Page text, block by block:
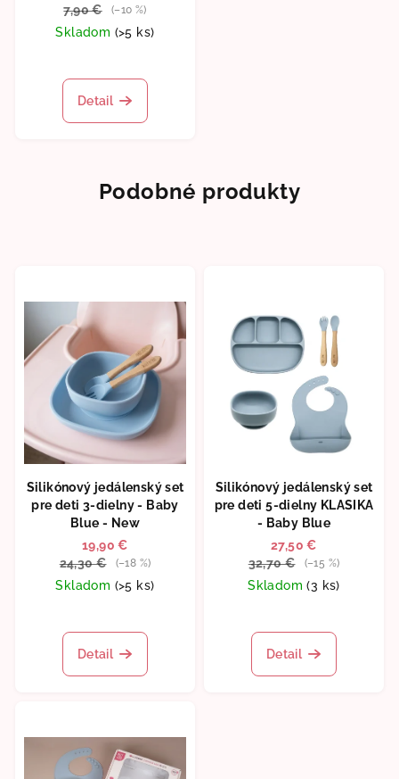
7,90 €
(–10 %)
Skladom (>5 ks)
Detail
Podobné produkty
Silikónový jedálenský set
pre deti 3-dielny - Baby
Blue - New
19,90 €
24,30 €
(–18 %)
Skladom (>5 ks)
hodnotenie
produktu
hviezdičiek.
Detail
Silikónový jedálenský set
pre deti 5-dielny KLASIKA
- Baby Blue
27,50 €
32,70 €
(–15 %)
Skladom(3 ks)
hodnotenie
produktu
Detail